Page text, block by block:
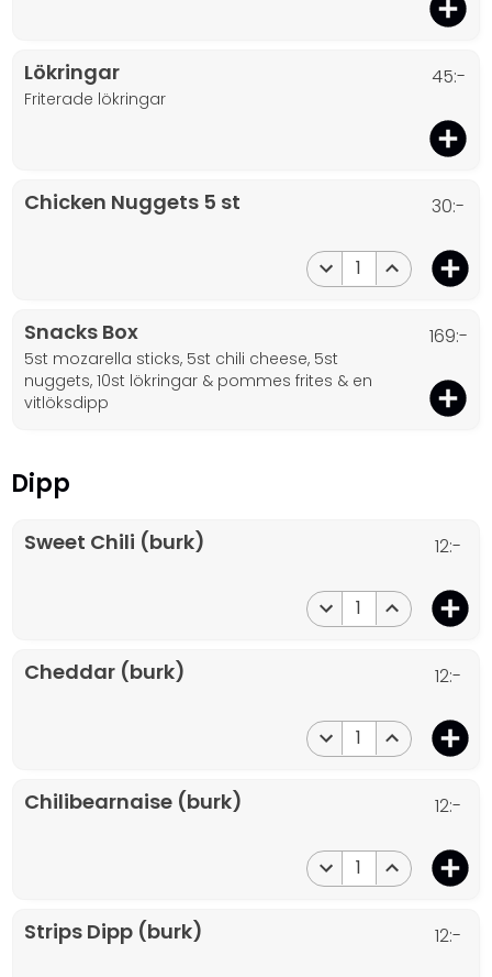
Lökringar
friterade lökringar
45:-
Chicken Nuggets 5 st
1
30:-
Snacks Box
5st mozarella sticks, 5st chili cheese, 5st
nuggets, 10st lökringar & pommes frites & en
vitlöksdipp
169:-
Dipp
Sweet Chili (burk)
1
12:-
Cheddar (burk)
1
12:-
Chilibearnaise (burk)
1
12:-
Strips Dipp (burk) 12:-